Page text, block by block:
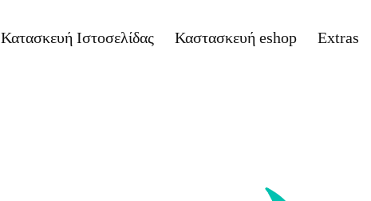
Κατασκευή Ιστοσελίδας Καστασκευή eshop Extras